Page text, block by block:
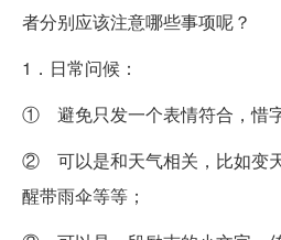
者分别应该注意哪些事项呢？
1．日常问候：
① 避免只发一个表情符合，惜
② 可以是和天气相关，比如变
醒带雨伞等等；